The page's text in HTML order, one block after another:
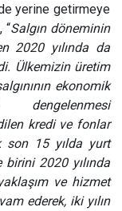
yerine getirmeye
“Salgın döneminin
2020 yılında da
Ülkemizin üretim
ekonomik
kredi ve fonlar
son 15 yılda yurt
2020 yılında
ve hizmet
ederek, iki yılın